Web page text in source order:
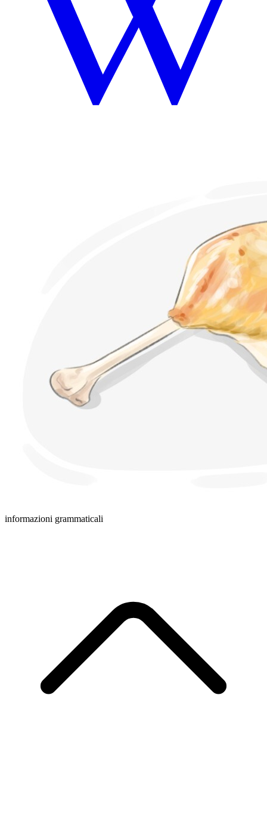
informazioni grammaticali